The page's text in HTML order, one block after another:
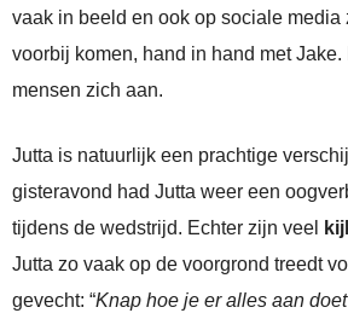
vaak in beeld en ook op sociale media
voorbij komen, hand in hand met Jake.
mensen zich aan.
Jutta is natuurlijk een prachtige
gisteravond had Jutta weer een
tijdens de wedstrijd. Echter zijn veel
Jutta zo vaak op de voorgrond treedt
gevecht: “Knap hoe je er alles aan